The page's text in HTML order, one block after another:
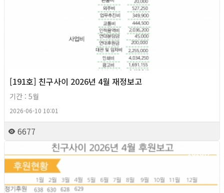
[191호] 친구사이 2026년 4월 재정보고
기간 : 5월
2026-06-10 10:01
6677
2026년